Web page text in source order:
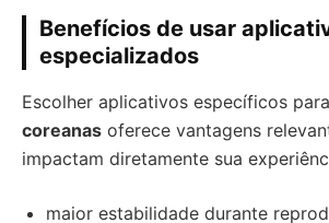
Benefícios de usar
especializados
Escolher aplicativos específicos para
coreanas oferece vantagens
impactam diretamente sua
maior estabilidade durante